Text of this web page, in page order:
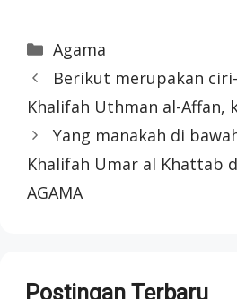
Categories
Agama
Berikut merupakan
Khalifah Uthman al-Affan,
Yang manakah di
Khalifah Umar al Khattab
AGAMA
Postingan Terbaru